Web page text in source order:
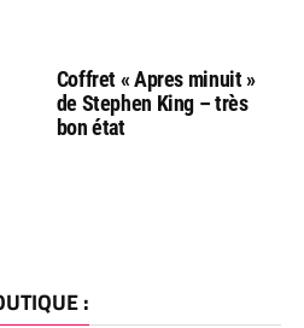
Coffret « Apres minuit »
de Stephen King – très
bon état
: